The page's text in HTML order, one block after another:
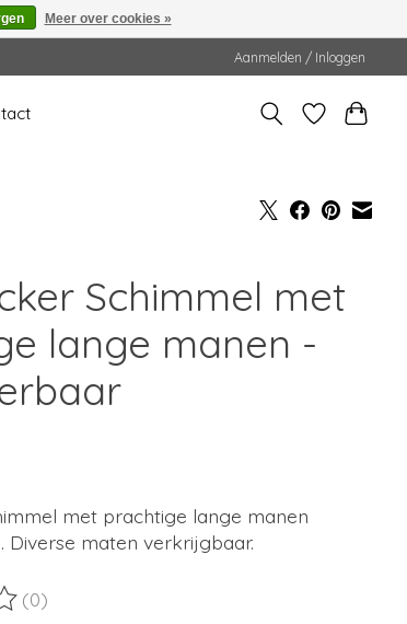
Aanmelden / Inloggen
Schimmel met
lange manen -
met prachtige lange manen
Diverse maten verkrijgbaar.
dit product is
(0)
Meer over cookies »